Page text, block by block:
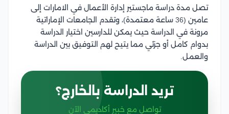
تصل مدة دراسة ماجستير إدارة الأعمال في الامارات إلى
عامين (36 ساعة معتمدة)، وتقدم الجامعات الإماراتية
مرونة في الدراسة حيث يمكن للدارسين اختيار الدراسة
بدوام كامل أو جزئي مما يتيح لهم التوفيق بين الدراسة
والعمل.
تريد الدراسة بالخارج؟
تواصل مع خبير أكاديمي الآن